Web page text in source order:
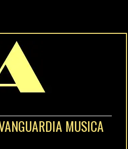
MUSICA